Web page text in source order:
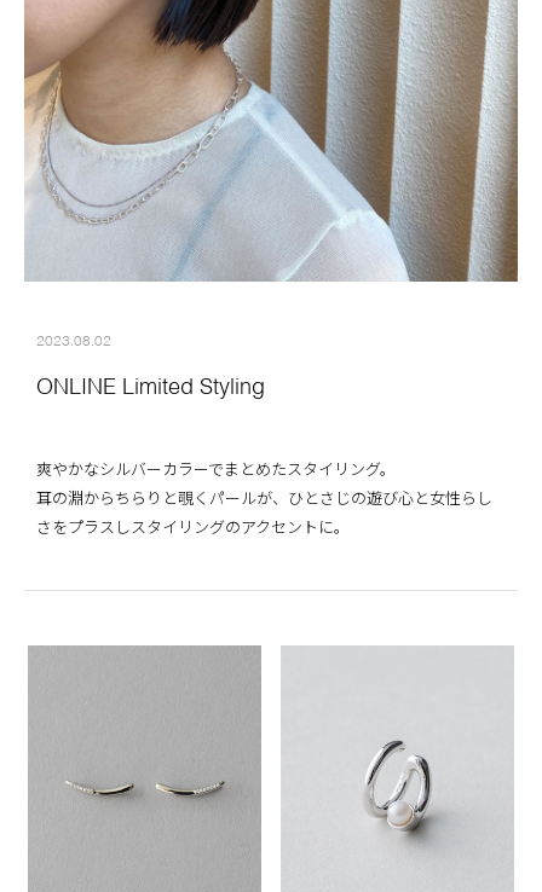
2023.08.02
ONLINE Limited Styling
爽やかなシルバーカラーでまとめたスタイリング。
耳の淵からちらりと覗くパールが、ひとさじの遊び心と女性らし
さをプラスしスタイリングのアクセントに。